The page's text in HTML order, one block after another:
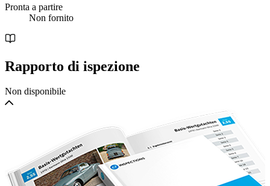
Pronta a partire
Non fornito
Rapporto di ispezione
Non disponibile